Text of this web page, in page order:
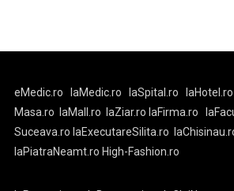
eMedic.ro laMedic.ro laSpital.ro laHotel.ro
Masa.ro laMall.ro laZiar.rolaFirma.ro
Suceava.ro laExecutareSilita.ro
laPiatraNeamt.ro High-Fashion.ro